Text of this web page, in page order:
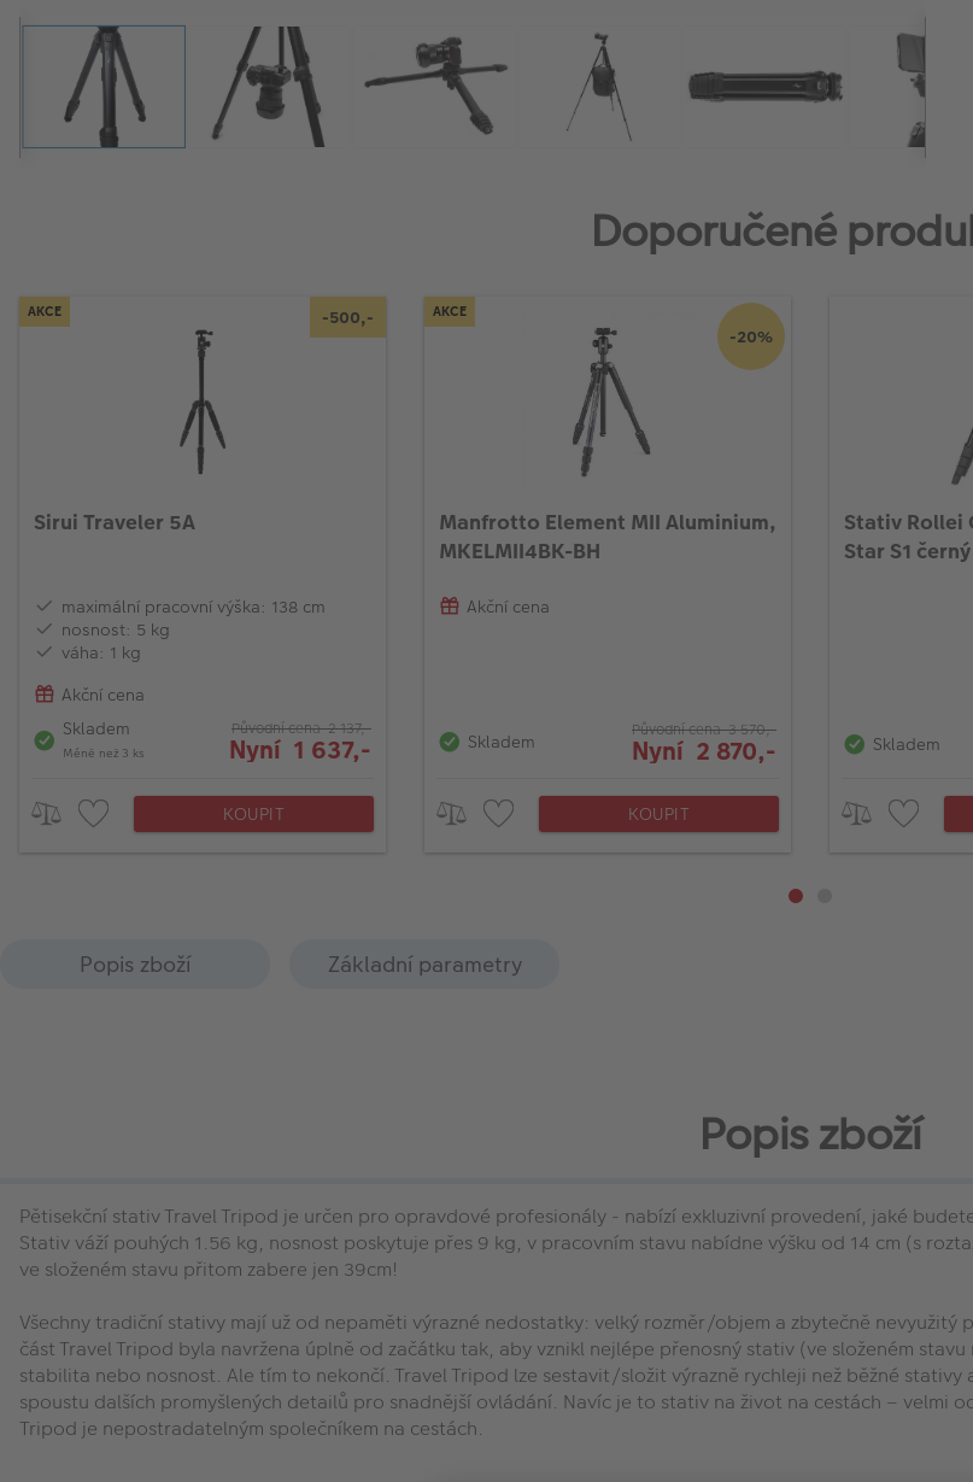
Doporučené
AKCE -500,-
Sirui Traveler 5A
maximální pracovní výška: 138 cm
nosnost: 5 kg
váha: 1 kg
Akční cena
Skladem
Méně než 3 ks
Původní cena 2 137,-
Nyní 1 637,-
KOUPIT
AKCE
-20%
Manfrotto Element MII Aluminium,
MKELMII4BK-BH
Akční cena
Skladem Původní cena 3 570,-
Nyní 2 870,-
KOUPIT
Stativ Rollei
Star S1 černý
Skladem
Popis zboží Základní parametry
Popis zboží
Pětisekční stativ Travel Tripod je určen pro opravdové profesionály - nabízí exkluzivní provedení, jaké
Stativ váží pouhých 1.56 kg, nosnost poskytuje přes 9 kg, v pracovním stavu nabídne výšku od 14 cm (s
ve složeném stavu přitom zabere jen 39cm!
Všechny tradiční stativy mají už od nepaměti výrazné nedostatky: velký rozměr/objem a zbytečně
část Travel Tripod byla navržena úplně od začátku tak, aby vznikl nejlépe přenosný stativ (ve složeném
stabilita nebo nosnost. Ale tím to nekončí. Travel Tripod lze sestavit/složit výrazně rychleji než běžné
spoustu dalších promyšlených detailů pro snadnější ovládání. Navíc je to stativ na život na cestách – velmi
Tripod je nepostradatelným společníkem na cestách.